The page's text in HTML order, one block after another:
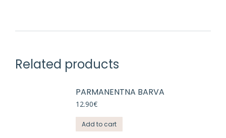
Related products
PARMANENTNA BARVA
12.90€
Add to cart